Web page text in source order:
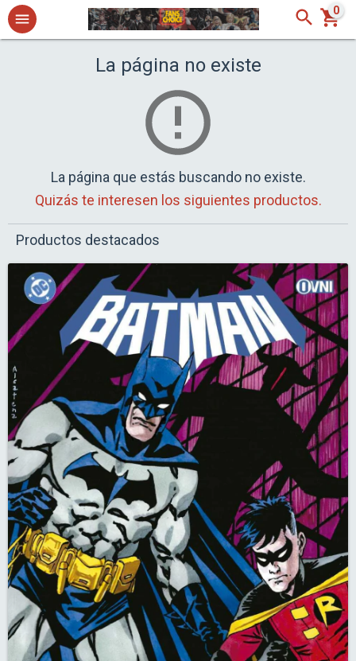
0
La página no existe
La página que estás buscando no existe.
Quizás te interesen los siguientes productos.
Productos destacados